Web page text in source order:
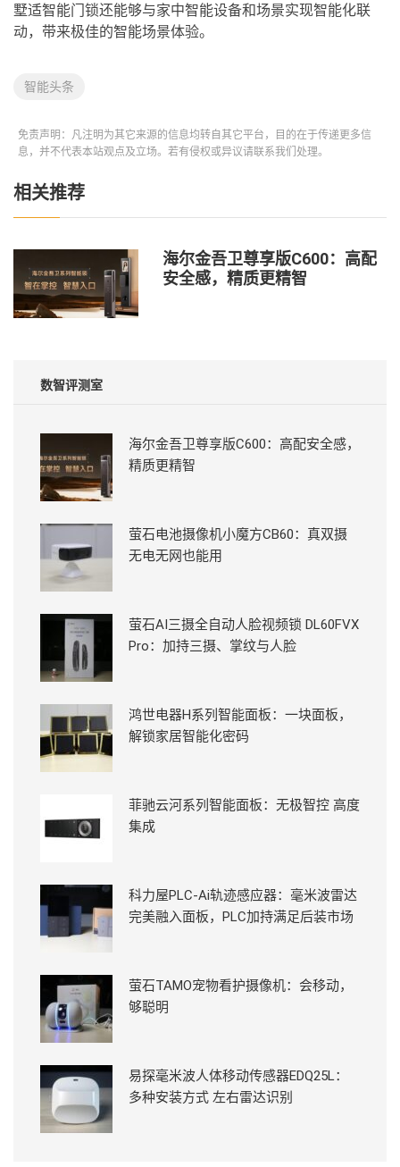
墅适智能门锁还能够与家中智能设备和场景实现智能化联
动，带来极佳的智能场景体验。
智能头条
免责声明：凡注明为其它来源的信息均转自其它平台，目的在于传递更多信
息，并不代表本站观点及立场。若有侵权或异议请联系我们处理。
相关推荐
海尔金吾卫尊享版C600：高配
安全感，精质更精智
数智评测室
海尔金吾卫尊享版C600：高配安全感，
精质更精智
萤石电池摄像机小魔方CB60：真双摄
无电无网也能用
萤石AI三摄全自动人脸视频锁 DL60FVX
Pro：加持三摄、掌纹与人脸
鸿世电器H系列智能面板：一块面板，
解锁家居智能化密码
菲驰云河系列智能面板：无极智控 高度
集成
科力屋PLC-Ai轨迹感应器：毫米波雷达
完美融入面板，PLC加持满足后装市场
萤石TAMO宠物看护摄像机：会移动，
够聪明
易探毫米波人体移动传感器EDQ25L：
多种安装方式 左右雷达识别